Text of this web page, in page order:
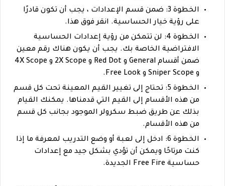
الخطوة 3: ضمن قسم الإعدادات ، يجب أن تكون قادرًا
على رؤية خيار الحساسية. انقر فوق هذا.
الخطوة 4: لن تتمكن من رؤية إعدادات الحساسية
الافتراضية الخاصة بك. يجب أن يكون هناك رقم معين
ضمن أقسام General و Red Dot و 2X Scope و 4X Scope
و Sniper Scope و Free Look.
الخطوة 5: تحتاج إلى تغيير القيم المعينة تحت كل قسم
من هذه الأقسام إلى القيم التي قدمناها. يمكنك القيام
بذلك عن طريق ضبط سكرولر الموجود بجانب كل قسم
من هذه الأقسام.
الخطوة 6: ادخل إلى لعبة أو وضع التدريب لمعرفة ما إذا
كنت مرتاحًا ويمكن أن تؤدي بشكل جيد مع إعدادات
حساسية Free Fire الجديدة.